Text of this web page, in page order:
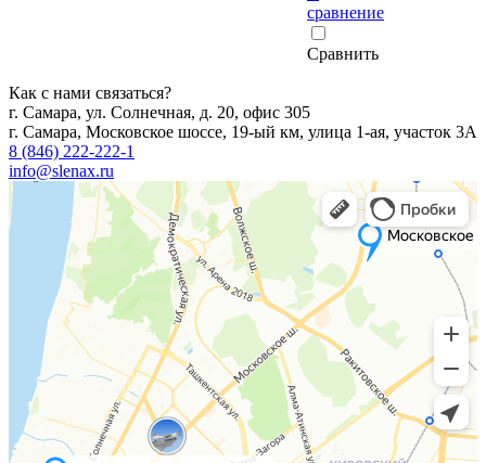
сравнение
Сравнить
Как с нами связаться?
г. Самара, ул. Солнечная, д. 20, офис 305
г. Самара, Московское шоссе, 19-ый км, улица 1-ая, участок 3А
8 (846) 222-222-1
info@slenax.ru